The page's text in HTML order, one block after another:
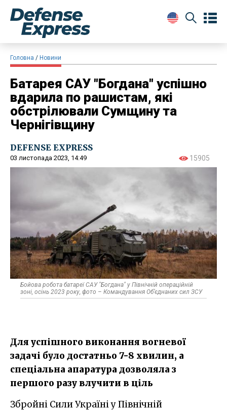
Головна Новини
Батарея САУ "Богдана" успішно
вдарила по рашистам, які
обстрілювали Сумщину та
Чернігівщину
DEFENSE EXPRESS
03 листопада 2023, 14:49 15905
Бойова робота батареї САУ "Богдана" у Північній операційній
зоні, осінь 2023 року, фото – Командування Об’єднаних сил ЗСУ
Для успішного виконання вогневої
задачі було достатньо 7-8 хвилин, а
спеціальна апаратура дозволяла з
першого разу влучити в ціль
Збройні Сили Україні у Північній